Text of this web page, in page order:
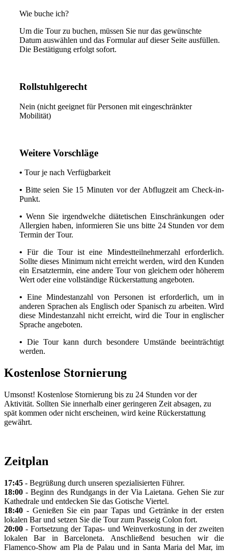
Wie buche ich?
Um die Tour zu buchen, müssen Sie nur das gewünschte
Datum auswählen und das Formular auf dieser Seite ausfüllen.
Die Bestätigung erfolgt sofort.
Rollstuhlgerecht
Nein (nicht geeignet für Personen mit eingeschränkter
Mobilität)
Weitere Vorschläge
• Tour je nach Verfügbarkeit
• Bitte seien Sie 15 Minuten vor der Abflugzeit am Check-in-
Punkt.
• Wenn Sie irgendwelche diätetischen Einschränkungen oder
Allergien haben, informieren Sie uns bitte 24 Stunden vor dem
Termin der Tour.
•Für die Tour ist eine Mindestteilnehmerzahl erforderlich.
Sollte dieses Minimum nicht erreicht werden, wird den Kunden
ein Ersatztermin, eine andere Tour von gleichem oder höherem
Wert oder eine vollständige Rückerstattung angeboten.
• Eine Mindestanzahl von Personen ist erforderlich, um in
anderen Sprachen als Englisch oder Spanisch zu arbeiten. Wird
diese Mindestanzahl nicht erreicht, wird die Tour in englischer
Sprache angeboten.
• Die Tour kann durch besondere Umstände beeinträchtigt
werden.
Kostenlose Stornierung
Umsonst! Kostenlose Stornierung bis zu 24 Stunden vor der
Aktivität. Sollten Sie innerhalb einer geringeren Zeit absagen, zu
spät kommen oder nicht erscheinen, wird keine Rückerstattung
gewährt.
Zeitplan
17:45 - Begrüßung durch unseren spezialisierten Führer.
18:00 - Beginn des Rundgangs in der Via Laietana. Gehen Sie zur
Kathedrale und entdecken Sie das Gotische Viertel.
18:40 - Genießen Sie ein paar Tapas und Getränke in der ersten
lokalen Bar und setzen Sie die Tour zum Passeig Colon fort.
20:00 - Fortsetzung der Tapas- und Weinverkostung in der zweiten
lokalen Bar in Barceloneta. Anschließend besuchen wir die
Flamenco-Show am Pla de Palau und in Santa Maria del Mar, im